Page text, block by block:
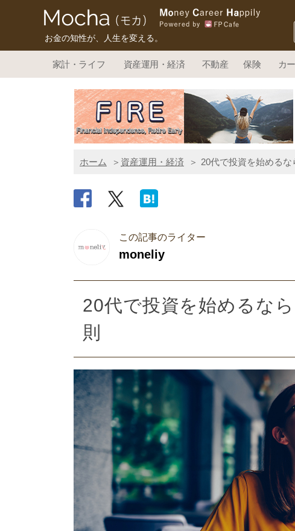
お金の知性が、人生を変える。
家計・ライフ 資産運用・経済 不動産 保険 カ
ホーム 資産運用・経済 20代で投資を始める
この記事のライター
moneliy
20代で投資を始めるな
則